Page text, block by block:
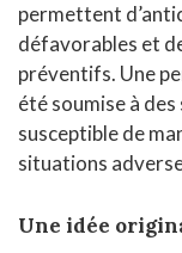
permettent
défavorables et
préventifs. Une
été soumise à
susceptible de
situations
Une idée